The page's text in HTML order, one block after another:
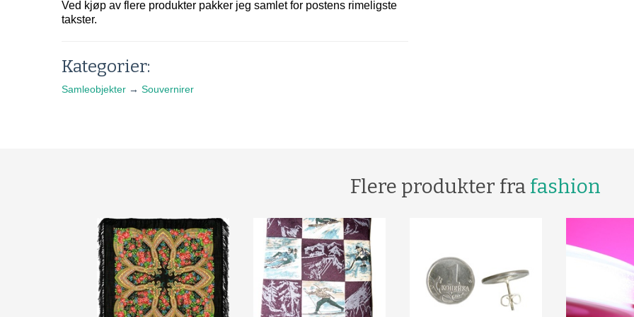
Ved kjøp av flere produkter pakker jeg samlet for postens rimeligste
takster.
Kategorier:
Samleobjekter → Souvernirer
Flere produkter fra fashion